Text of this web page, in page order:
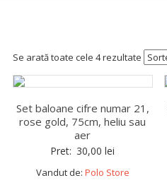
Se arată toate cele 4 rezultate
Set baloane cifre numar 21,
rose gold, 75cm, heliu sau
aer
Pret: 30,00lei
Vandut de: Polo Store